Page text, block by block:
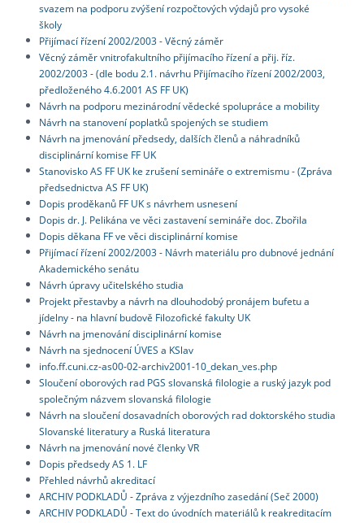
svazem na podporu zvýšení rozpočtových výdajů pro vysoké
školy
Přijímací řízení 2002/2003 - Věcný záměr
Věcný záměr vnitrofakultního přijímacího řízení a přij. říz.
2002/2003 - (dle bodu 2.1. návrhu Přijímacího řízení 2002/2003,
předloženého 4.6.2001 AS FF UK)
Návrh na podporu mezinárodní vědecké spolupráce a mobility
Návrh na stanovení poplatků spojených se studiem
Návrh na jmenování předsedy, dalších členů a náhradníků
disciplinární komise FF UK
Stanovisko AS FF UK ke zrušení semináře o extremismu - (Zpráva
předsednictva AS FF UK)
Dopis proděkanů FF UK s návrhem usnesení
Dopis dr. J. Pelikána ve věci zastavení semináře doc. Zbořila
Dopis děkana FF ve věci disciplinární komise
Přijímací řízení 2002/2003 - Návrh materiálu pro dubnové jednání
Akademického senátu
Návrh úpravy učitelského studia
Projekt přestavby a návrh na dlouhodobý pronájem bufetu a
jídelny - na hlavní budově Filozofické fakulty UK
Návrh na jmenování disciplinární komise
Návrh na sjednocení ÚVES a KSlav
info.ff.cuni.cz-as00-02-archiv2001-10_dekan_ves.php
Sloučení oborových rad PGS slovanská filologie a ruský jazyk pod
společným názvem slovanská filologie
Návrh na sloučení dosavadních oborových rad doktorského studia
Slovanské literatury a Ruská literatura
Návrh na jmenování nové členky VR
Dopis předsedy AS 1. LF
Přehled návrhů akreditací
ARCHIV PODKLADŮ - Zpráva z výjezdního zasedání (Seč 2000)
ARCHIV PODKLADŮ - Text do úvodních materiálů k reakreditacím